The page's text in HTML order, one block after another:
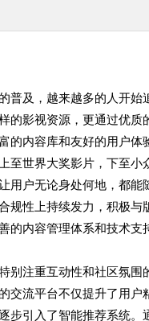
普及，越来越多的人开
的影视资源，更通过优
的内容库和友好的用户
至世界大奖影片，下至
用户无论身处何地，都能
规性上持续发力，积极
的内容管理体系和技术
别注重互动性和社区氛
交流平台不仅提升了用户
步引入了智能推荐系统